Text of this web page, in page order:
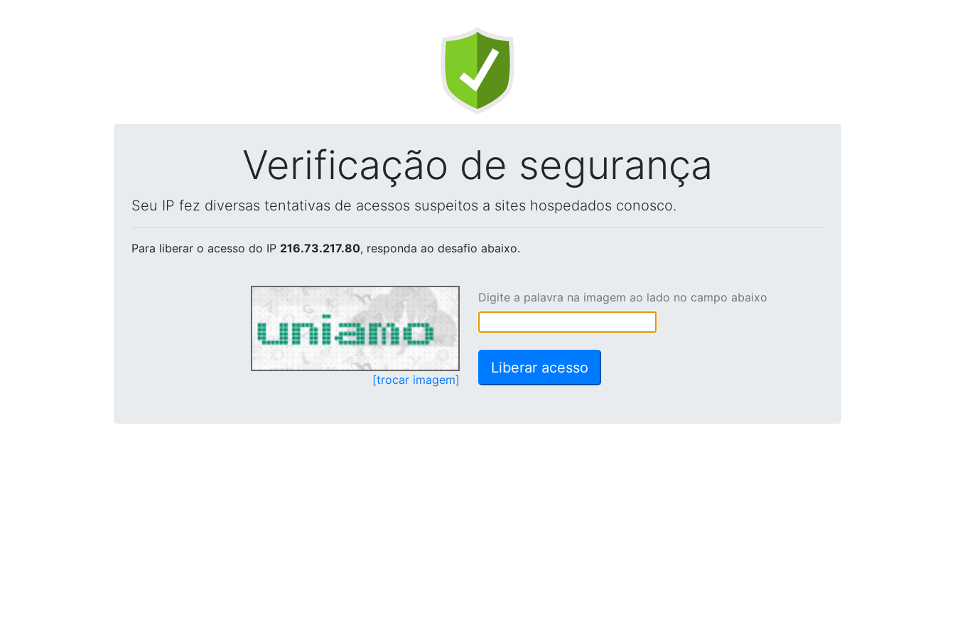
Verificação de segurança
Seu IP fez diversas tentativas de acessos suspeitos a sites hospedados conosco.
Para liberar o acesso do IP 216.73.217.80, responda ao desafio abaixo.
[trocar imagem]
Digite a palavra na imagem ao lado no campo abaixo